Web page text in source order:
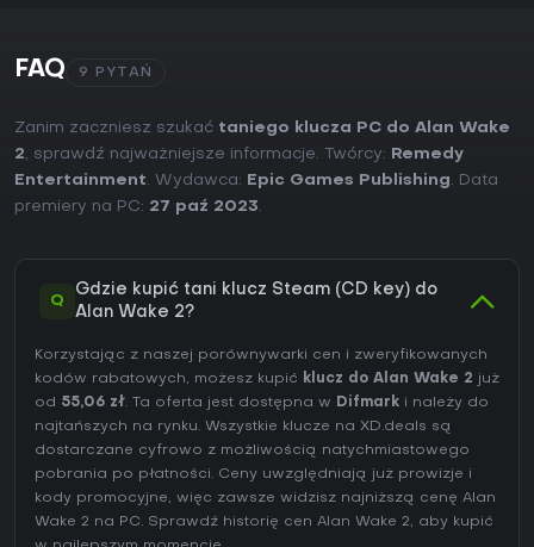
FAQ 9 PYTAŃ
Zanim zaczniesz szukać taniego klucza PC do Alan Wake
2, sprawdź najważniejsze informacje. Twórcy:
Remedy
Entertainment. Wydawca: Epic Games Publishing. Data
premiery na PC: 27 paź 2023.
Q
Gdzie kupić tani klucz Steam (CD key) do
Alan Wake 2?
Korzystając z naszej porównywarki cen i zweryfikowanych
kodów rabatowych, możesz kupić klucz do Alan Wake 2 już
od 55,06 zł. Ta oferta jest dostępna w Difmark i należy do
najtańszych na rynku. Wszystkie klucze na XD.deals są
dostarczane cyfrowo z możliwością natychmiastowego
pobrania po płatności. Ceny uwzględniają już prowizje i
kody promocyjne, więc zawsze widzisz najniższą cenę Alan
Wake 2 na PC. Sprawdź historię cen Alan Wake 2, aby kupić